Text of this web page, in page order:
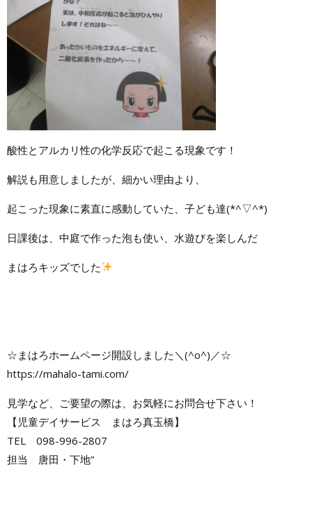
酸性とアルカリ性の化学反応で起こる現象です！
解説も用意しましたが、細かい理由より、
起こった現象に素直に感動していた、子ども達(*^▽^*)
日課後は、中庭で作った泡も使い、水遊びを楽しんだ
まはろキッズでした
☆まはろホームページ開設しました＼(^o^)／☆
https://mahalo-tami.com/
見学など、ご要望の際は、お気軽にお問合せ下さい！
【児童デイサービス まはろ真玉橋】
TEL 098-996-2807
担当 唐田・下地”